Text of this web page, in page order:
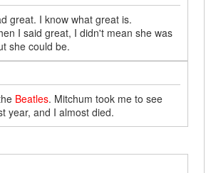
great. I know what great is.
I said great, I didn't mean she was
she could be.
Beatles. Mitchum took me to see
year, and I almost died.